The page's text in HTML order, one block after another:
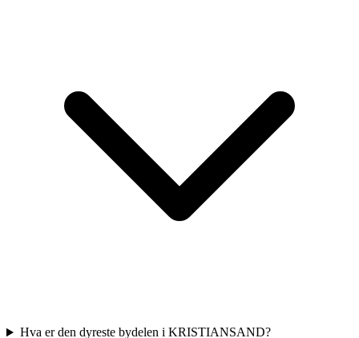
Hva er den dyreste bydelen i KRISTIANSAND?